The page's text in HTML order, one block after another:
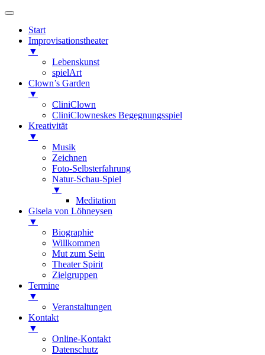
Start
Improvisationstheater
▼
Lebenskunst
spielArt
Clown’s Garden
▼
CliniClown
CliniClowneskes Begegnungsspiel
Kreativität
▼
Musik
Zeichnen
Foto-Selbsterfahrung
Natur-Schau-Spiel
▼
Meditation
Gisela von Löhneysen
▼
Biographie
Willkommen
Mut zum Sein
Theater Spirit
Zielgruppen
Termine
▼
Veranstaltungen
Kontakt
▼
Online-Kontakt
Datenschutz